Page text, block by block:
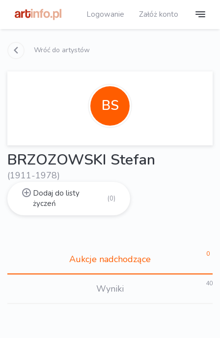
Logowanie Załóż konto
Wróć do artystów
BS
BRZOZOWSKI Stefan
(1911-1978)
Dodaj do listy
życzeń
(0)
Aukcje nadchodzące 0
Wyniki 40